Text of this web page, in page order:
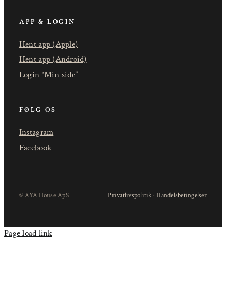
APP & LOGIN
Hent app (Apple)
Hent app (Android)
Login “Min side”
FØLG OS
Instagram
Facebook
© AYA House ApS Privatlivspolitik ·Handelsbetingelser
Page load link